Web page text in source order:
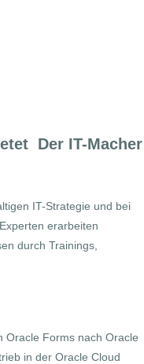
Der IT-Macher
IT-Strategie und bei
erarbeiten
durch Trainings,
Oracle Forms nach Oracle
in der Oracle Cloud